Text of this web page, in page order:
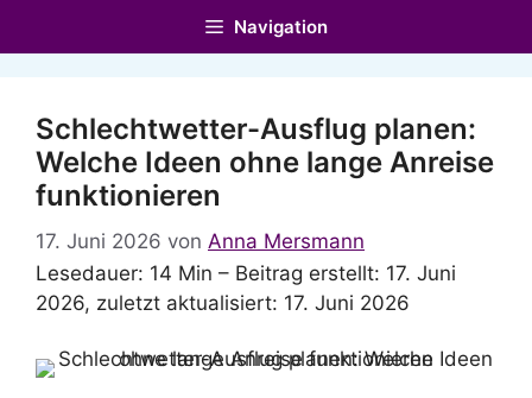
Navigation
Schlechtwetter-Ausflug planen:
Welche Ideen ohne lange Anreise
funktionieren
17. Juni 2026 von Anna Mersmann
Lesedauer: 14 Min – Beitrag erstellt: 17. Juni
2026, zuletzt aktualisiert: 17. Juni 2026